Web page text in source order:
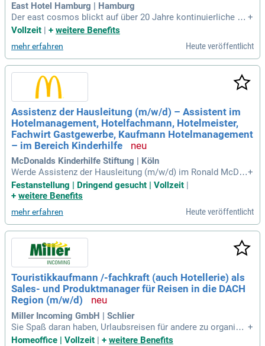
East Hotel Hamburg | Hamburg
Der east cosmos blickt auf über 20 Jahre kontinuierliche W
eiterentwicklung in der Szenegastronomie und Hotellerie zu
sich immer wieder neu zu erfinden.
+
Vollzeit | + weitere Benefits
mehr erfahren Heute veröffentlicht
Assistenz der Hausleitung (m/w/d) – Assistent im
Hotelmanagement, Hotelfachmann, Hotelmeister,
Fachwirt Gastgewerbe, Kaufmann Hotelmanagement
– im Bereich Kinderhilfe
McDonalds Kinderhilfe Stiftung | Köln
Werde Assistenz der Hausleitung (m/w/d) im Ronald McDo
nald Haus Köln! In dieser Vollzeitposition betreust du Famili
en in schwierigen Lebenslagen und unterstützt unser ehrena
der Hausadministration, die Einhaltung der Arbeitssicherhei
t sowie die Pflege der Kontakte zur Klinik. Außerdem planst
du unsere wöchentlichen Verwöhn-Angebote für die Familie
n. Wir suchen engagierte Teamplayer mit Erfahrung im Hote
lmanagement oder Gastgewerbe. Verstärke unser Team in e
inem herzlichen Umfeld und fördere das Wohlbefinden der F
amilien, die wir betreuen! Jetzt bewerben!
+
Festanstellung | Dringend gesucht | Vollzeit
+ weitere Benefits
mehr erfahren Heute veröffentlicht
Touristikkaufmann /-fachkraft (auch Hotellerie) als
Sales- und Produktmanager für Reisen in die DACH
Region (m/w/d)
Miller Incoming GmbH | Schlier
Sie Spaß daran haben, Urlaubsreisen für andere zu organisie
ren und als Touristiker bereits Erfahrung sammeln konnten,
+
Homeoffice | Vollzeit | + weitere Benefits